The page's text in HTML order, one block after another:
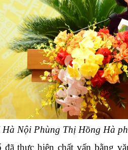
Nội Phùng Thị Hồng Hà
thực hiện chất vấn bằng